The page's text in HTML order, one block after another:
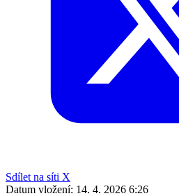
Sdílet na síti X
Datum vložení: 14. 4. 2026 6:26